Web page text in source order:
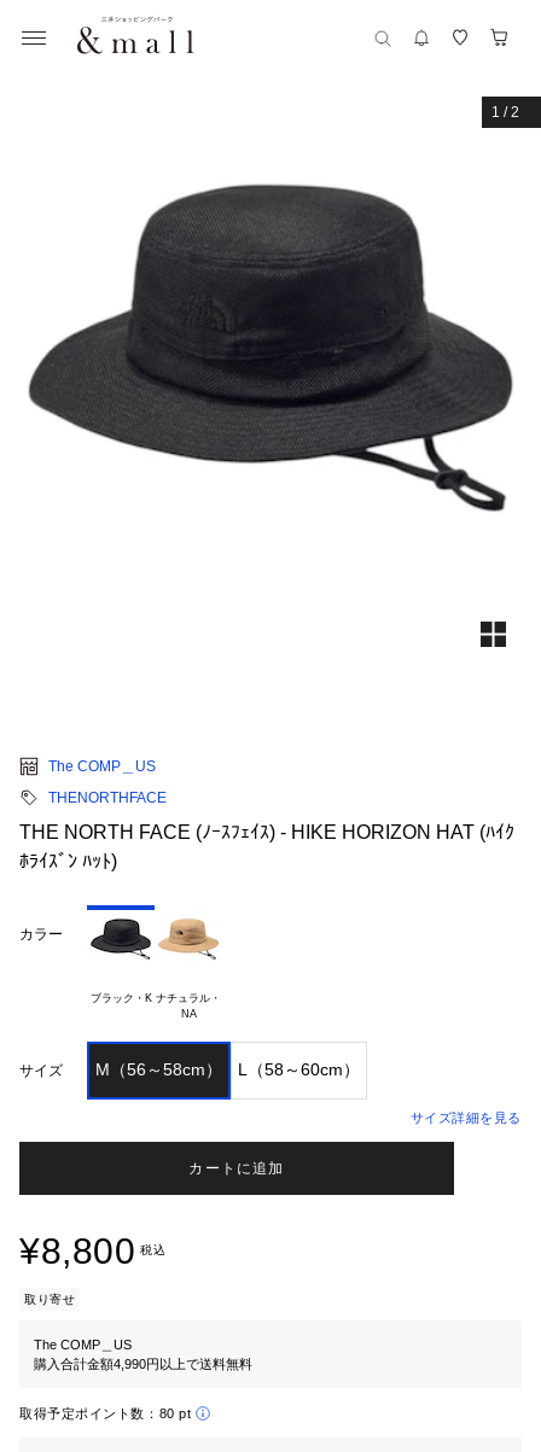
1 /2
The COMP＿US
THENORTHFACE
THE NORTH FACE (ﾉｰｽﾌｪｲｽ) - HIKE HORIZON HAT (ﾊｲｸ
ﾎﾗｲｽﾞﾝ ﾊｯﾄ)
カラー
ブラック・K ナチュラル・
NA
サイズ M（56～58cm） L（58～60cm）
サイズ詳細を見る
カートに追加
¥8,800 税込
取り寄せ
The COMP＿US
購入合計金額4,990円以上で送料無料
取得予定ポイント数： 80 pt